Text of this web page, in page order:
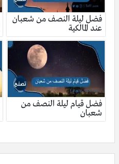
فضل ليلة النصف من شعبان
عند المالكية
فضل قيام ليلة النصف من
شعبان